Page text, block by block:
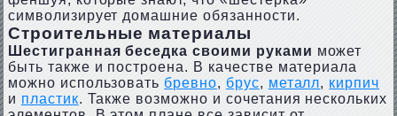
символизирует домашние обязанности.
Строительные материалы
Шестигранная беседка своими руками может
быть также и построена. В качестве материала
можно использовать бревно, брус, металл, кирпич
и пластик. Также возможно и сочетания нескольких